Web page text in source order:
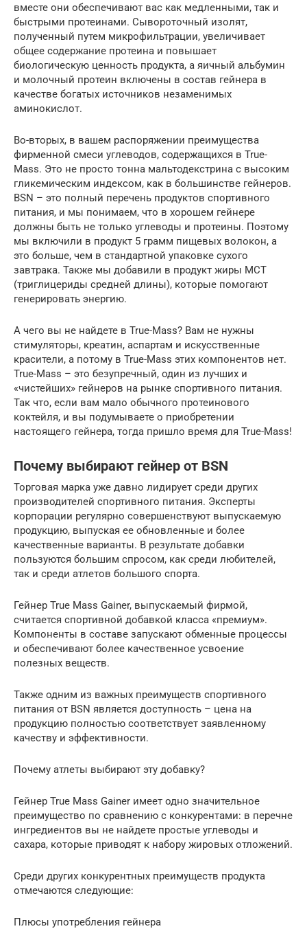
вместе они обеспечивают вас как медленными, так и
быстрыми протеинами. Сывороточный изолят,
полученный путем микрофильтрации, увеличивает
общее содержание протеина и повышает
биологическую ценность продукта, а яичный альбумин
и молочный протеин включены в состав гейнера в
качестве богатых источников незаменимых
аминокислот.
Во-вторых, в вашем распоряжении преимущества
фирменной смеси углеводов, содержащихся в True-
Mass. Это не просто тонна мальтодекстрина с высоким
гликемическим индексом, как в большинстве гейнеров.
BSN – это полный перечень продуктов спортивного
питания, и мы понимаем, что в хорошем гейнере
должны быть не только углеводы и протеины. Поэтому
мы включили в продукт 5 грамм пищевых волокон, а
это больше, чем в стандартной упаковке сухого
завтрака. Также мы добавили в продукт жиры МСТ
(триглицериды средней длины), которые помогают
генерировать энергию.
А чего вы не найдете в True-Mass? Вам не нужны
стимуляторы, креатин, аспартам и искусственные
красители, а потому в True-Mass этих компонентов нет.
True-Mass – это безупречный, один из лучших и
«чистейших» гейнеров на рынке спортивного питания.
Так что, если вам мало обычного протеинового
коктейля, и вы подумываете о приобретении
настоящего гейнера, тогда пришло время для True-Mass!
Почему выбирают гейнер от BSN
Торговая марка уже давно лидирует среди других
производителей спортивного питания. Эксперты
корпорации регулярно совершенствуют выпускаемую
продукцию, выпуская ее обновленные и более
качественные варианты. В результате добавки
пользуются большим спросом, как среди любителей,
так и среди атлетов большого спорта.
Гейнер True Mass Gainer, выпускаемый фирмой,
считается спортивной добавкой класса «премиум».
Компоненты в составе запускают обменные процессы
и обеспечивают более качественное усвоение
полезных веществ.
Также одним из важных преимуществ спортивного
питания от BSN является доступность – цена на
продукцию полностью соответствует заявленному
качеству и эффективности.
Почему атлеты выбирают эту добавку?
Гейнер True Mass Gainer имеет одно значительное
преимущество по сравнению с конкурентами: в перечне
ингредиентов вы не найдете простые углеводы и
сахара, которые приводят к набору жировых отложений.
Среди других конкурентных преимуществ продукта
отмечаются следующие:
Плюсы употребления гейнера